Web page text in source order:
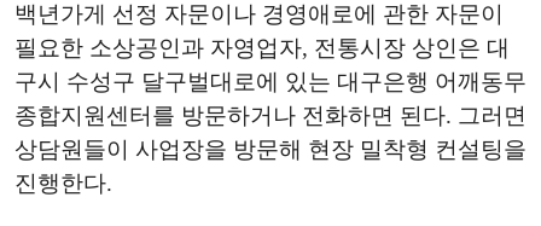
백년가게 선정 자문이나 경영애로에 관한 자문이
필요한 소상공인과 자영업자, 전통시장 상인은 대
구시 수성구 달구벌대로에 있는 대구은행 어깨동무
종합지원센터를 방문하거나 전화하면 된다. 그러면
상담원들이 사업장을 방문해 현장 밀착형 컨설팅을
진행한다.